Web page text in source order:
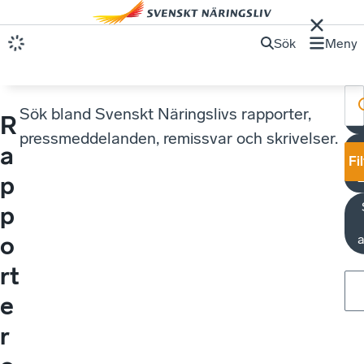
Sök Meny
R
a
p
p
o
rt
e
r
Sök bland Svenskt Näringslivs rapporter,
pressmeddelanden, remissvar och skrivelser.